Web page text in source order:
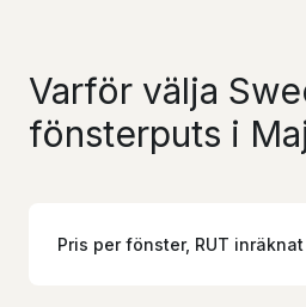
Varför välja
fönsterputs i
Pris per fönster, RUT inräknat